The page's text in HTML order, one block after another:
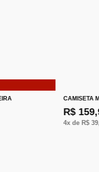
CAMISETA
R$
4x de R$